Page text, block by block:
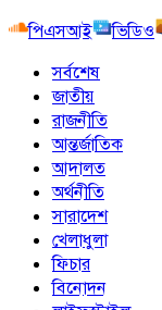
পিএসআই
ভিডিও
সর্বশেষ
জাতীয়
রাজনীতি
আন্তর্জাতিক
আদালত
অর্থনীতি
সারাদেশ
খেলাধুলা
ফিচার
বিনোদন